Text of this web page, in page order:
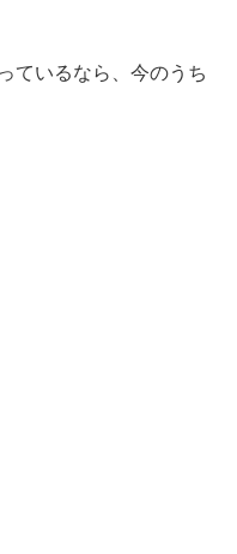
ているなら、今のうち